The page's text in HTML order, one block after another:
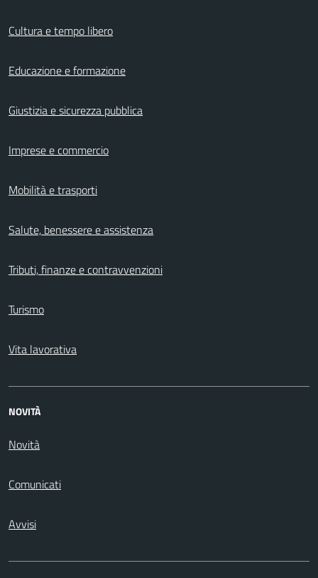
Cultura e tempo libero
Educazione e formazione
Giustizia e sicurezza pubblica
Imprese e commercio
Mobilità e trasporti
Salute, benessere e assistenza
Tributi, finanze e contravvenzioni
Turismo
Vita lavorativa
NOVITÀ
Novità
Comunicati
Avvisi